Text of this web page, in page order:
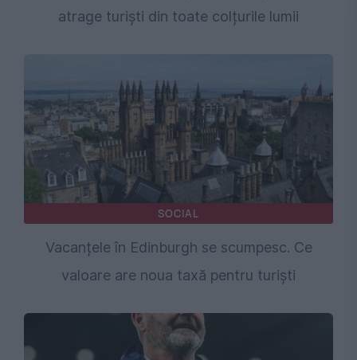
atrage turiști din toate colțurile lumii
SOCIAL
Vacanțele în Edinburgh se scumpesc. Ce
valoare are noua taxă pentru turiști